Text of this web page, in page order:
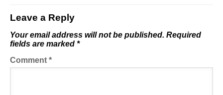
Leave a Reply
Your email address will not be published. Required
fields are marked *
Comment *